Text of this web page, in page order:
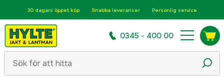
30 dagars öppet köp Snabba leveranser Personlig service
0345 - 400 00